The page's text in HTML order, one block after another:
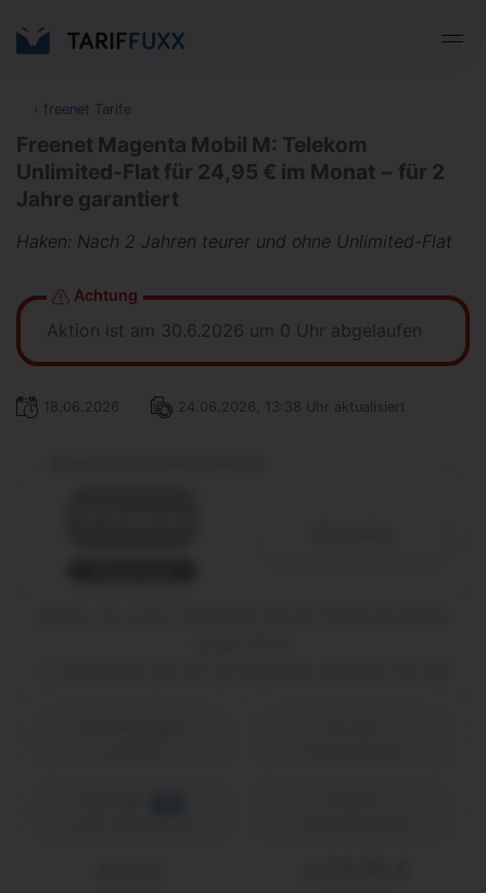
‹ freenet Tarife
Freenet Magenta Mobil M: Telekom
Unlimited-Flat für 24,95 € im Monat − für 2
Jahre garantiert
Haken: Nach 2 Jahren teurer und ohne Unlimited-Flat
Achtung
Aktion ist am 30.6.2026 um 0 Uhr abgelaufen
18.06.2026 24.06.2026, 13:38 Uhr aktualisiert